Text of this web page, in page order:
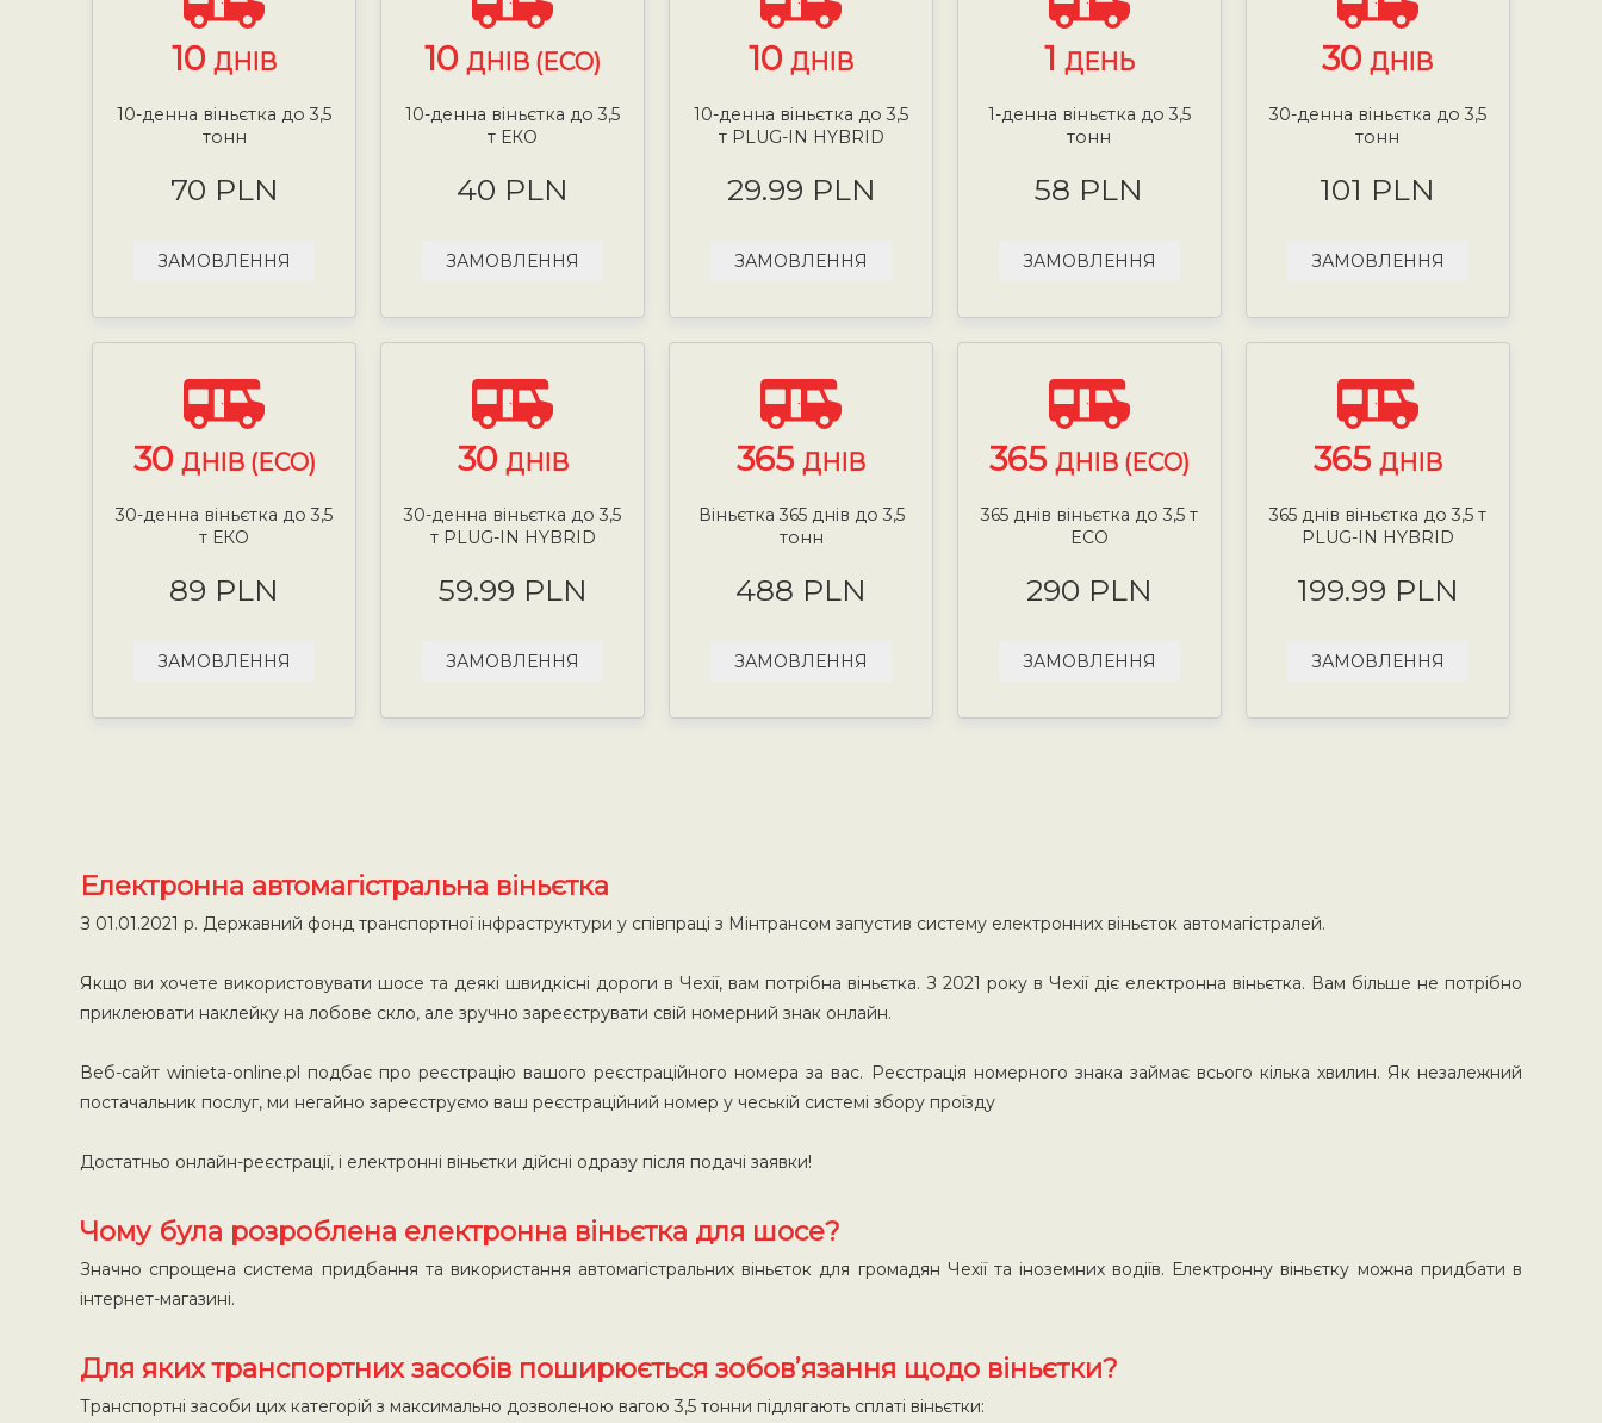
10ДНІВ
10-денна віньєтка до 3,5
тонн
70 PLN
ЗАМОВЛЕННЯ
10ДНІВ (ECO)
10-денна віньєтка до 3,5
т ЕКО
40 PLN
ЗАМОВЛЕННЯ
10 ДНІВ
10-денна віньєтка до 3,5
т PLUG-IN HYBRID
29.99 PLN
ЗАМОВЛЕННЯ
1 ДЕНЬ
1-денна віньєтка до 3,5
тонн
58 PLN
ЗАМОВЛЕННЯ
30ДНІВ
30-денна віньєтка до 3,5
тонн
101 PLN
ЗАМОВЛЕННЯ
30 ДНІВ (ECO)
30-денна віньєтка до 3,5
т ЕКО
89 PLN
ЗАМОВЛЕННЯ
30 ДНІВ
30-денна віньєтка до 3,5
т PLUG-IN HYBRID
59.99 PLN
ЗАМОВЛЕННЯ
365 ДНІВ
Віньєтка 365 днів до 3,5
тонн
488 PLN
ЗАМОВЛЕННЯ
365 ДНІВ (ECO)
365 днів віньєтка до 3,5 т
ECO
290 PLN
ЗАМОВЛЕННЯ
365 ДНІВ
365 днів віньєтка до 3,5 т
PLUG-IN HYBRID
199.99 PLN
ЗАМОВЛЕННЯ
Електронна автомагістральна віньєтка
З 01.01.2021 р. Державний фонд транспортної інфраструктури у співпраці з Мінтрансом запустив систему електронних віньєток автомагістралей.
Якщо ви хочете використовувати шосе та деякі швидкісні дороги в Чехії, вам потрібна віньєтка. З 2021 року в Чехії діє електронна віньєтка. Вам більше не потрібно
приклеювати наклейку на лобове скло, але зручно зареєструвати свій номерний знак онлайн.
Веб-сайт winieta-online.pl подбає про реєстрацію вашого реєстраційного номера за вас. Реєстрація номерного знака займає всього кілька хвилин. Як незалежний
постачальник послуг, ми негайно зареєструємо ваш реєстраційний номер у чеській системі збору проїзду
Достатньо онлайн-реєстрації, і електронні віньєтки дійсні одразу після подачі заявки!
Чому була розроблена електронна віньєтка для шосе?
Значно спрощена система придбання та використання автомагістральних віньєток для громадян Чехії та іноземних водіїв. Електронну віньєтку можна придбати в
інтернет-магазині.
Для яких транспортних засобів поширюється зобов’язання щодо віньєтки?
Транспортні засоби цих категорій з максимально дозволеною вагою 3,5 тонни підлягають сплаті віньєтки: